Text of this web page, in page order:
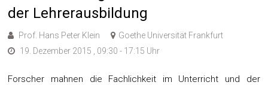
der Lehrerausbildung
Prof. Hans Peter Klein
Goethe Universität Frankfurt
19. Dezember 2015 , 09:30 - 17:15 Uhr
Forscher mahnen die Fachlichkeit im Unterricht und der